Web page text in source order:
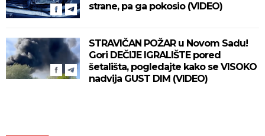
strane, pa ga pokosio (VIDEO)
STRAVIČAN POŽAR u Novom Sadu!
Gori DEČIJE IGRALIŠTE pored
šetališta, pogledajte kako se VISOKO
nadvija GUST DIM (VIDEO)